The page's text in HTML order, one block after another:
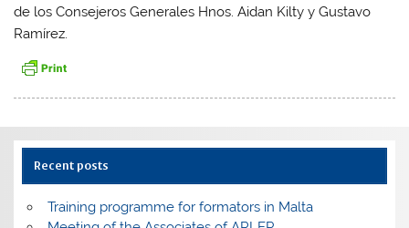
de los Consejeros Generales Hnos. Aidan Kilty y Gustavo
Ramírez.
Recent posts
Training programme for formators in Malta